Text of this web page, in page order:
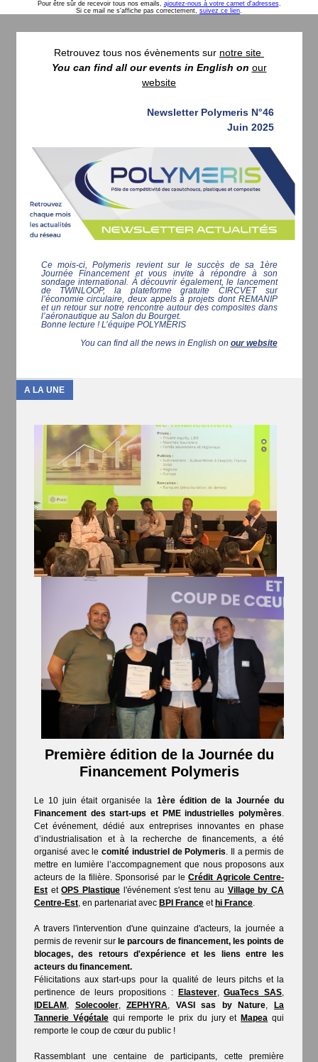
Pour être sûr de recevoir tous nos emails, ajoutez-nous à votre carnet d'adresses.
Si ce mail ne s'affiche pas correctement, suivez ce lien.
Retrouvez tous nos évènements sur notre site
You can find all our events in English on our
website
Newsletter Polymeris N°46
Juin 2025
Ce mois-ci, Polymeris revient sur le succès de sa 1ère
Journée Financement et vous invite à répondre à son
sondage international. À découvrir également, le lancement
de TWINLOOP, la plateforme gratuite CIRCVET sur
l’économie circulaire, deux appels à projets dont REMANIP
et un retour sur notre rencontre autour des composites dans
l’aéronautique au Salon du Bourget.
Bonne lecture ! L’équipe POLYMERIS
You can find all the news in English on our website
A LA UNE
Première édition de la Journée du
Financement Polymeris
Le 10 juin était organisée la 1ère édition de la Journée du
Financement des start-ups et PME industrielles polymères.
Cet événement, dédié aux entreprises innovantes en phase
d’industrialisation et à la recherche de financements, a été
organisé avec lecomité industriel de Polymeris. Il a permis de
mettre en lumière l’accompagnement que nous proposons aux
acteurs de la filière. Sponsorisé par leCrédit Agricole Centre-
Est etOPS Plastique l'événement s'est tenu au Village by CA
Centre-Est, en partenariat avec BPI France et hi France.
A travers l'intervention d'une quinzaine d'acteurs, la journée a
permis de revenir sur le parcours de financement, les points de
blocages, des retours d'expérience et les liens entre les
acteurs du financement.
Félicitations aux start-ups pour la qualité de leurs pitchs et la
pertinence de leurs propositions :
Elastever,GuaTecs SAS,
IDELAM , Solecooler,ZEPHYRA, VASI sas by Nature,
La
Tannerie Végétalequi remporte le prix du jury et Mapea qui
remporte le coup de cœur du public !
Rassemblant une centaine de participants, cette première